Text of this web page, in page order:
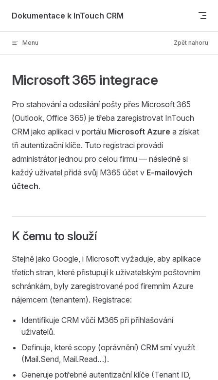
Skip to content
Dokumentace k InTouch CRM
Menu Zpět nahoru
Microsoft 365 integrace
Pro stahování a odesílání pošty přes Microsoft 365
(Outlook, Office 365) je třeba zaregistrovat InTouch
CRM jako aplikaci v portálu Microsoft Azure a získat
tři autentizační klíče. Tuto registraci provádí
administrátor jednou pro celou firmu — následně si
každý uživatel přidá svůj M365 účet v E-mailových
účtech.
K čemu to slouží
Stejně jako Google, i Microsoft vyžaduje, aby aplikace
třetích stran, které přistupují k uživatelským poštovním
schránkám, byly zaregistrované pod firemním Azure
nájemcem (tenantem). Registrace:
Identifikuje CRM vůči M365 při přihlašování
uživatelů.
Definuje, které scopy (oprávnění) CRM smí využít
(Mail.Send, Mail.Read…).
Generuje potřebné autentizační klíče (Tenant ID,